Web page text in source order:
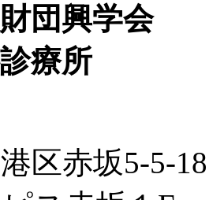
団興学会
療所
区赤坂5-5-18